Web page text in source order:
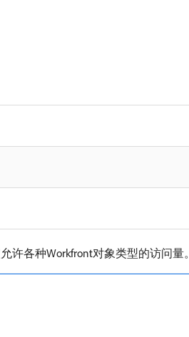
许各种Workfront对象类型的访问量。